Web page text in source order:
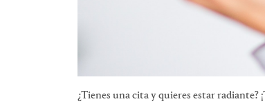
¿Tienes una cita y quieres estar